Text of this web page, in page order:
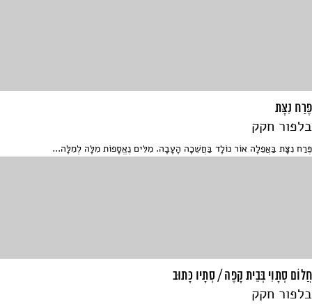
פֶּרַח נִצָּת
בלפור חקק
פֶּרַח נִצָּת בַּאֲפֵלָה אוֹר נוֹלָד בַּחֲשֵׁכָה הָעָבָה. מִלִּים נֶאֱסָפוֹת מִלָּה לְמִלָּה...
חֲלוֹם סְתָוִי בְּבֵית קָפֶה / סְתָיו כָּתוּב
בלפור חקק